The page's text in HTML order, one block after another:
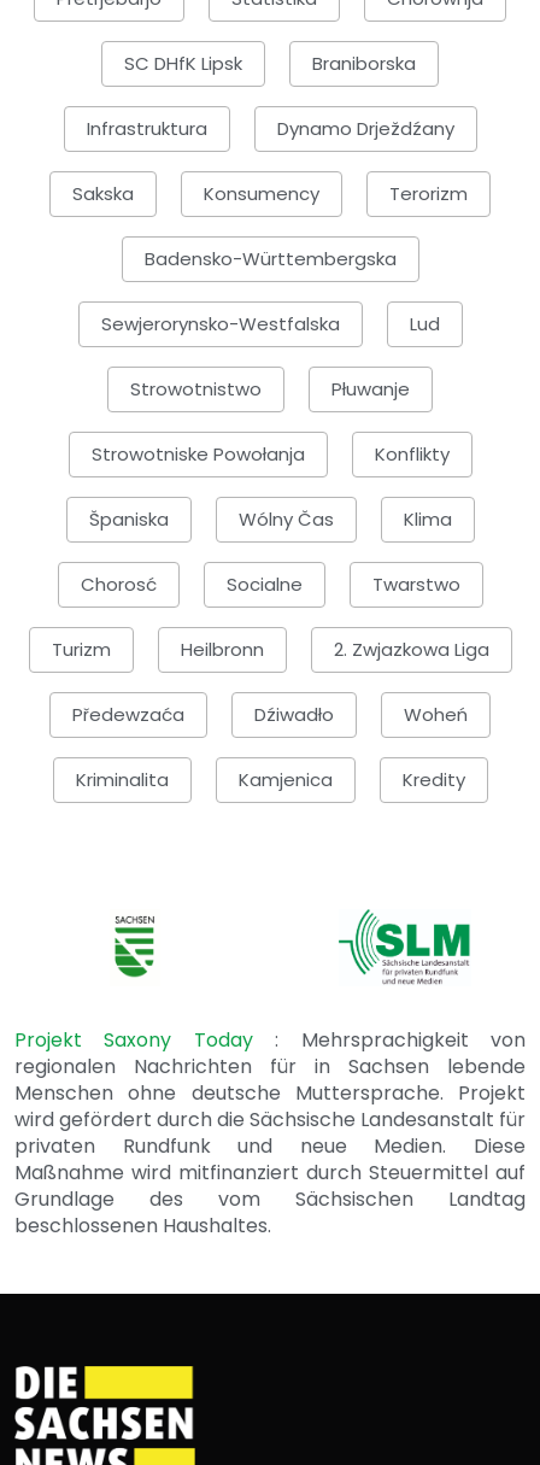
SC DHfK Lipsk Braniborska
Infrastruktura Dynamo Drježdźany
Sakska Konsumency Terorizm
Badensko-Württembergska
Sewjerorynsko-Westfalska Lud
Strowotnistwo Płuwanje
Strowotniske Powołanja Konflikty
Španiska Wólny Čas Klima
Chorosć Socialne Twarstwo
Turizm Heilbronn 2. Zwjazkowa Liga
Předewzaća Dźiwadło Woheń
Kriminalita Kamjenica Kredity
Projekt Saxony Today: Mehrsprachigkeit von
regionalen Nachrichten für in Sachsen lebende
Menschen ohne deutsche Muttersprache. Projekt
wird gefördert durch die Sächsische Landesanstalt für
privaten Rundfunk und neue Medien. Diese
Maßnahme wird mitfinanziert durch Steuermittel auf
Grundlage des vom Sächsischen Landtag
beschlossenen Haushaltes.